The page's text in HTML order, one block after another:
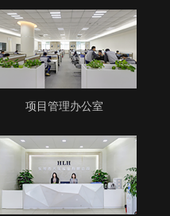
项目管理办公室